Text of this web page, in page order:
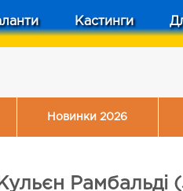
Кастинги
Новинки 2026
Рамбальді